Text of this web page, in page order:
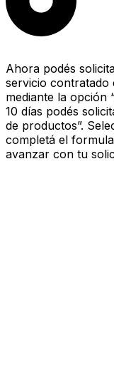
Ahora podés
servicio contratado
mediante la opción
10 días podés
de productos”.
completá el
avanzar con tu